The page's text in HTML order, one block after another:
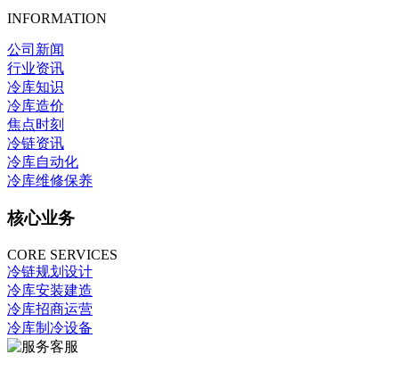
INFORMATION
公司新闻
行业资讯
冷库知识
冷库造价
焦点时刻
冷链资讯
冷库自动化
冷库维修保养
核心业务
CORE SERVICES
冷链规划设计
冷库安装建造
冷库招商运营
冷库制冷设备